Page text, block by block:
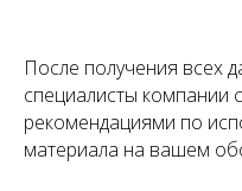
После получения всех
специалисты компании
рекомендациями по
материала на вашем